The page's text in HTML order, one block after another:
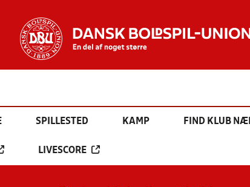
SPILLESTED KAMP FIND KLUB
LIVESCORE